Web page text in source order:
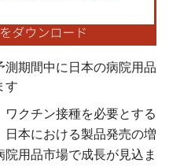
期間中に日本の病院用品
す
クチン接種を必要とする
本における製品発売の増
用品市場で成長が見込ま